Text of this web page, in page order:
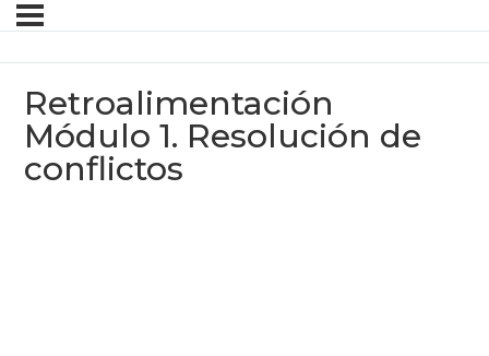
Retroalimentación
Módulo 1. Resolución de
conflictos